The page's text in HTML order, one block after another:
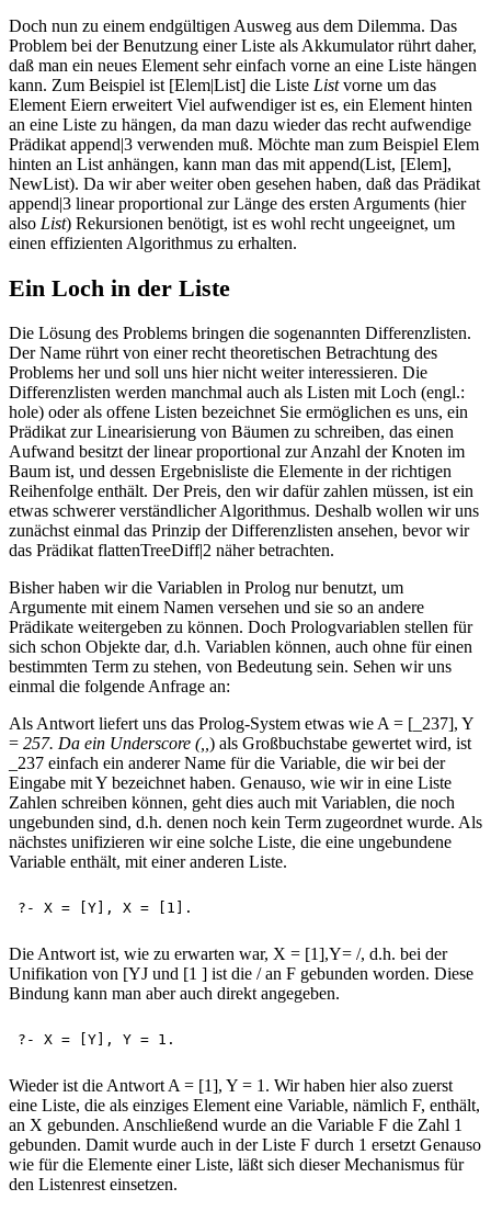
Doch nun zu einem endgültigen Ausweg aus dem Dilemma. Das
Problem bei der Benutzung einer Liste als Akkumulator rührt daher,
daß man ein neues Element sehr einfach vorne an eine Liste hängen
kann. Zum Beispiel ist [Elem|List] die Liste Listvorne um das
Element Eiern erweitert Viel aufwendiger ist es, ein Element hinten
an eine Liste zu hängen, da man dazu wieder das recht aufwendige
Prädikat append|3 verwenden muß. Möchte man zum Beispiel Elem
hinten an List anhängen, kann man das mit append(List, [Elem],
NewList). Da wir aber weiter oben gesehen haben, daß das Prädikat
append|3 linear proportional zur Länge des ersten Arguments (hier
also List) Rekursionen benötigt, ist es wohl recht ungeeignet, um
einen effizienten Algorithmus zu erhalten.
Ein Loch in der Liste
Die Lösung des Problems bringen die sogenannten Differenzlisten.
Der Name rührt von einer recht theoretischen Betrachtung des
Problems her und soll uns hier nicht weiter interessieren. Die
Differenzlisten werden manchmal auch als Listen mit Loch (engl.:
hole) oder als offene Listen bezeichnet Sie ermöglichen es uns, ein
Prädikat zur Linearisierung von Bäumen zu schreiben, das einen
Aufwand besitzt der linear proportional zur Anzahl der Knoten im
Baum ist, und dessen Ergebnisliste die Elemente in der richtigen
Reihenfolge enthält. Der Preis, den wir dafür zahlen müssen, ist ein
etwas schwerer verständlicher Algorithmus. Deshalb wollen wir uns
zunächst einmal das Prinzip der Differenzlisten ansehen, bevor wir
das Prädikat flattenTreeDiff|2 näher betrachten.
Bisher haben wir die Variablen in Prolog nur benutzt, um
Argumente mit einem Namen versehen und sie so an andere
Prädikate weitergeben zu können. Doch Prologvariablen stellen für
sich schon Objekte dar, d.h. Variablen können, auch ohne für einen
bestimmten Term zu stehen, von Bedeutung sein. Sehen wir uns
einmal die folgende Anfrage an:
Als Antwort liefert uns das Prolog-System etwas wie A = [_237], Y
= 257. Da ein Underscore (,, ) als Großbuchstabe gewertet wird, ist
_237 einfach ein anderer Name für die Variable, die wir bei der
Eingabe mit Y bezeichnet haben. Genauso, wie wir in eine Liste
Zahlen schreiben können, geht dies auch mit Variablen, die noch
ungebunden sind, d.h. denen noch kein Term zugeordnet wurde. Als
nächstes unifizieren wir eine solche Liste, die eine ungebundene
Variable enthält, mit einer anderen Liste.
Die Antwort ist, wie zu erwarten war, X = [1],Y= /, d.h. bei der
Unifikation von [YJ und [1 ] ist die / an F gebunden worden. Diese
Bindung kann man aber auch direkt angegeben.
Wieder ist die Antwort A = [1], Y = 1. Wir haben hier also zuerst
eine Liste, die als einziges Element eine Variable, nämlich F, enthält,
an X gebunden. Anschließend wurde an die Variable F die Zahl 1
gebunden. Damit wurde auch in der Liste F durch 1 ersetzt Genauso
wie für die Elemente einer Liste, läßt sich dieser Mechanismus für
den Listenrest einsetzen.